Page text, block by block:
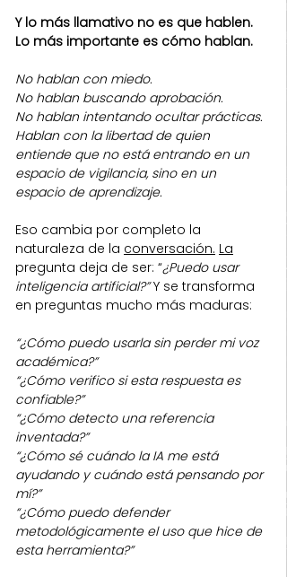
Y lo más llamativo no es que hablen.
Lo más importante es cómo hablan.
No hablan con miedo.
No hablan buscando aprobación.
No hablan intentando ocultar prácticas.
Hablan con la libertad de quien
entiende que no está entrando en un
espacio de vigilancia, sino en un
espacio de aprendizaje.
Eso cambia por completo la
naturaleza de la conversación. La
pregunta deja de ser: “¿Puedo usar
inteligencia artificial?” Y se transforma
en preguntas mucho más maduras:
“¿Cómo puedo usarla sin perder mi voz
académica?”
“¿Cómo verifico si esta respuesta es
confiable?”
“¿Cómo detecto una referencia
inventada?”
“¿Cómo sé cuándo la IA me está
ayudando y cuándo está pensando por
mí?”
“¿Cómo puedo defender
metodológicamente el uso que hice de
esta herramienta?”